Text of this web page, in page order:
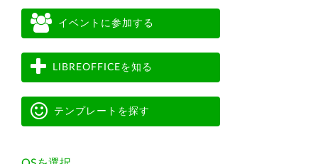
イベントに参加する
LIBREOFFICEを知る
テンプレートを探す